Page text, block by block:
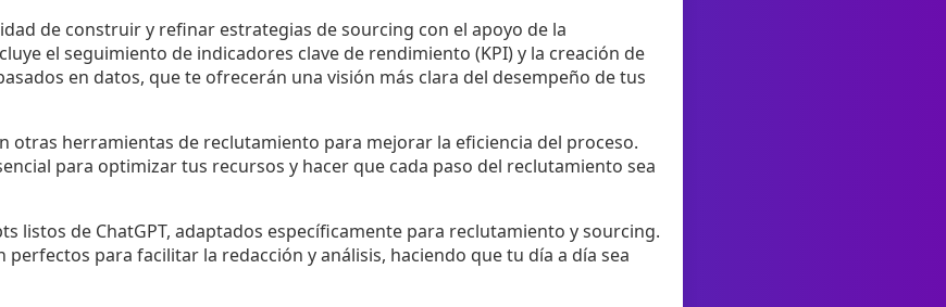
de construir y refinar estrategias de sourcing con el apoyo de la
el seguimiento de indicadores clave de rendimiento (KPI) y la creación de
en datos, que te ofrecerán una visión más clara del desempeño de tus
otras herramientas de reclutamiento para mejorar la eficiencia del proceso.
para optimizar tus recursos y hacer que cada paso del reclutamiento sea
listos de ChatGPT, adaptados específicamente para reclutamiento y sourcing.
perfectos para facilitar la redacción y análisis, haciendo que tu día a día sea